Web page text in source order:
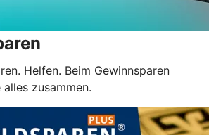
Helfen. Beim Gewinnsparen
zusammen.